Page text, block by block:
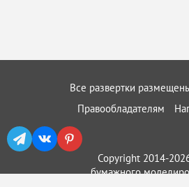
Все развертки
Правообладателям
Copyright 2014-
бумажного